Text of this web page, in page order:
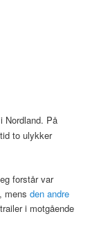
Nordland. På
to ulykker
forstår var
mensden andre
i motgående